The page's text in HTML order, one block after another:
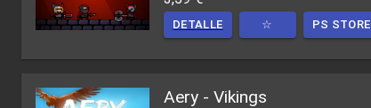
DETALLE ☆ PS STORE
Aery - Vikings